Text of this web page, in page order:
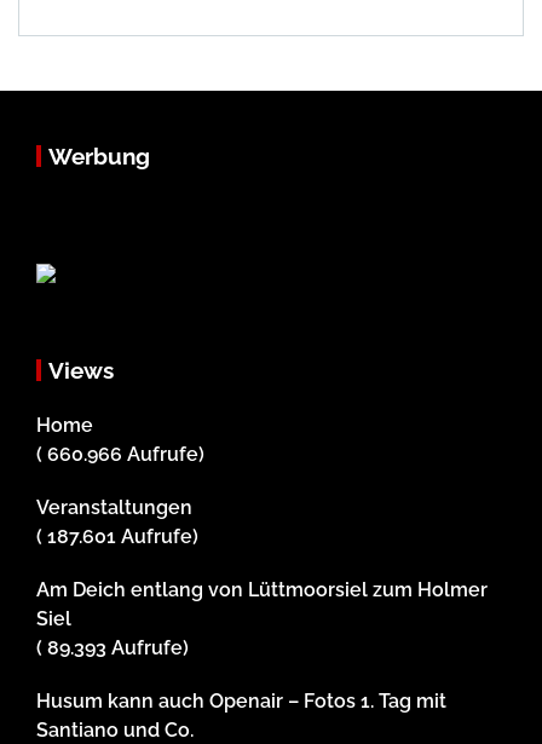
Werbung
Views
Home
( 660.966 Aufrufe)
Veranstaltungen
( 187.601 Aufrufe)
Am Deich entlang von Lüttmoorsiel zum Holmer
Siel
( 89.393 Aufrufe)
Husum kann auch Openair – Fotos 1. Tag mit
Santiano und Co.